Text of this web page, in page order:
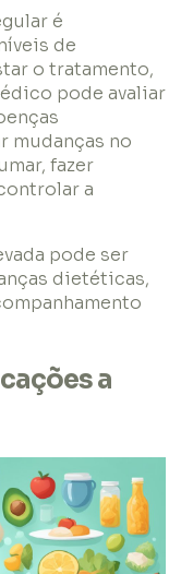
é
de
o tratamento,
pode avaliar
mudanças no
fazer
a
pode ser
dietéticas,
a